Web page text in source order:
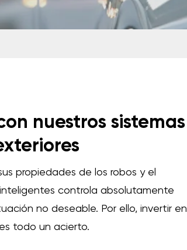
nuestros sistemas
propiedades de los robos y el
controla absolutamente
no deseable. Por ello, invertir en
todo un acierto.